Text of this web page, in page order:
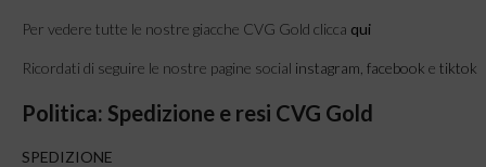
Per vedere tutte le nostre giacche CVG Gold clicca qui
Ricordati di seguire le nostre pagine social instagram facebook e tiktok
Politica: Spedizione e resi CVG Gold
SPEDIZIONE